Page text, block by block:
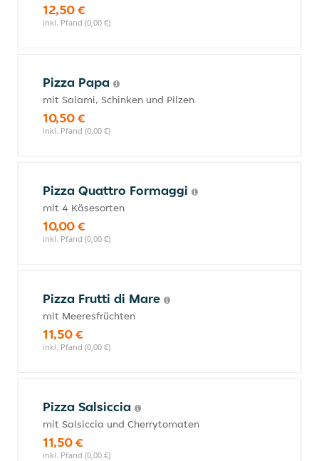
12,50 €
inkl. Pfand (0,00 €)
Pizza Papa
mit Salami, Schinken und Pilzen
10,50 €
inkl. Pfand (0,00 €)
Pizza Quattro Formaggi
mit 4 Käsesorten
10,00 €
inkl. Pfand (0,00 €)
Pizza Frutti di Mare
mit Meeresfrüchten
11,50 €
inkl. Pfand (0,00 €)
Pizza Salsiccia
mit Salsiccia und Cherrytomaten
11,50 €
inkl. Pfand (0,00 €)